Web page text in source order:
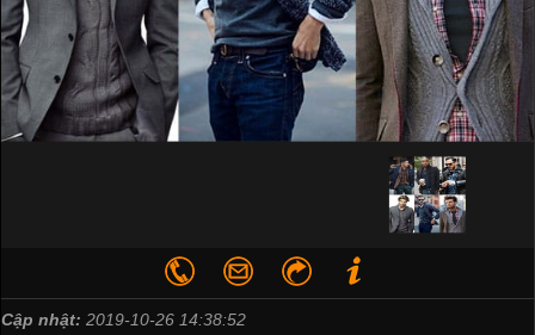
Cập nhật: 2019-10-26 14:38:52